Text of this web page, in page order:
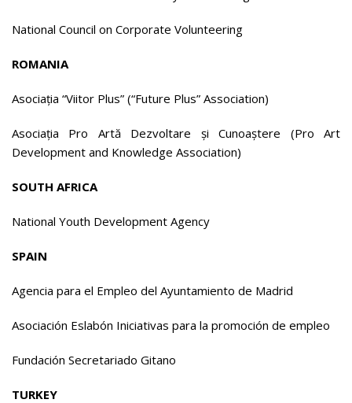
National Council on Corporate Volunteering
ROMANIA
Asociația “Viitor Plus” (“Future Plus” Association)
Asociația Pro Artă Dezvoltare și Cunoaștere (Pro Art
Development and Knowledge Association)
SOUTH AFRICA
National Youth Development Agency
SPAIN
Agencia para el Empleo del Ayuntamiento de Madrid
Asociación Eslabón Iniciativas para la promoción de empleo
Fundación Secretariado Gitano
TURKEY